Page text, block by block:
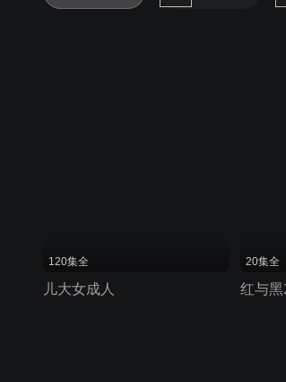
120集全
儿大女成人
20集全
红与黑